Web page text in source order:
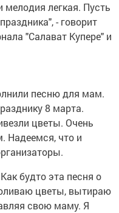
легкая. Пусть
- говорит
"Салават Купере" и
песню для мам.
8 марта.
цветы. Очень
Надеемся, что и
будто эта песня о
цветы, вытираю
свою маму. Я